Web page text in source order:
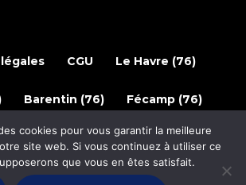
CGU Le Havre (76)
Barentin (76) Fécamp (76)
Caux. Tous les droits sont réservés.
cookies pour vous garantir la meilleure
site web. Si vous continuez à utiliser ce
que vous en êtes satisfait.